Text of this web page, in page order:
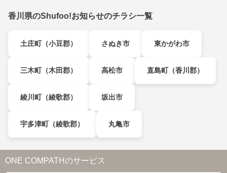
香川県のShufoo!お知らせのチラシ一覧
土庄町（小豆郡） さぬき市 東かがわ市
三木町（木田郡） 高松市 直島町（香川郡）
綾川町（綾歌郡） 坂出市
宇多津町（綾歌郡） 丸亀市
ONE COMPATHのサービス